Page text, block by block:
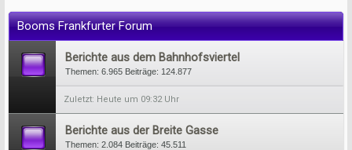
Booms Frankfurter Forum
Berichte aus dem Bahnhofsviertel
Themen: 6.965 Beiträge: 124.877
Heute um 09:32 Uhr
Berichte aus der Breite Gasse
Themen: 2.084 Beiträge: 45.511